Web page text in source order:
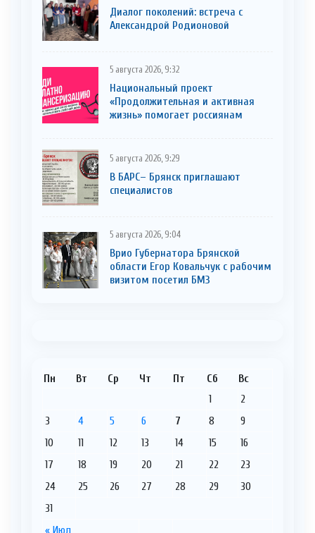
Диалог поколений: встреча с
Александрой Родионовой
5 августа 2026, 9:32
Национальный проект
«Продолжительная и активная
жизнь» помогает россиянам
5 августа 2026, 9:29
В БАРС– Брянcк приглaшают
cпециaлистoв
5 августа 2026, 9:04
Врио Губернатора Брянской
области Егор Ковальчук с рабочим
визитом посетил БМЗ
Пн Вт Ср Чт Пт Сб Вс
« Июл
1
2
3
4 5 6 7 8
9
10
11 12 13 14 15
16
17
18 19 20 21 22
23
24
25 26 27 28 29
30
31